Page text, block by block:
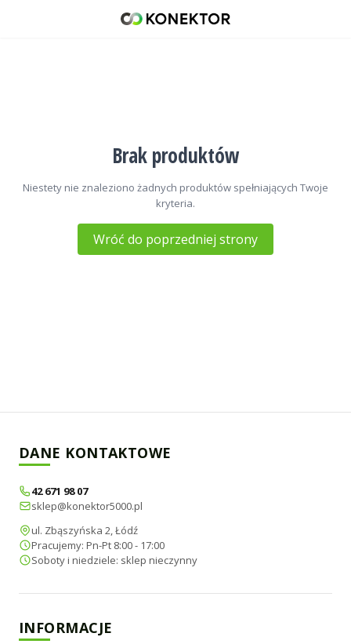
Brak produktów
Niestety nie znaleziono żadnych produktów spełniających Twoje
kryteria.
Wróć do poprzedniej strony
DANE KONTAKTOWE
42 671 98 07
sklep@konektor5000.pl
ul. Zbąszyńska 2, Łódź
Pracujemy: Pn-Pt 8:00 - 17:00
Soboty i niedziele: sklep nieczynny
INFORMACJE